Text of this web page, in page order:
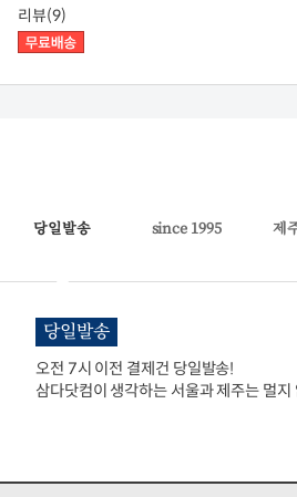
리뷰(9)
당일발송 since 1995 제
당일발송
오전 7시 이전 결제건 당일발송!
삼다닷컴이 생각하는 서울과 제주는 멀지